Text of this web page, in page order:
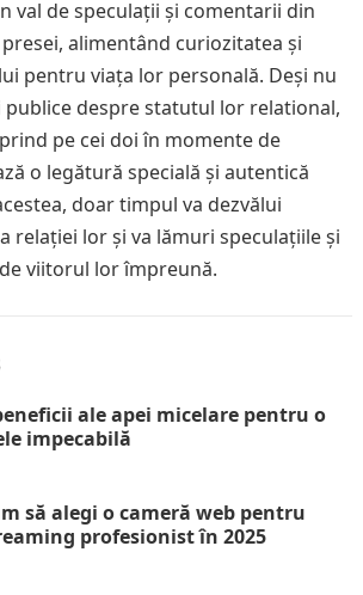
val de speculații și comentarii din
alimentând curiozitatea și
pentru viața lor personală. Deși nu
despre statutul lor relational,
pe cei doi în momente de
o legătură specială și autentică
doar timpul va dezvălui
relației lor și va lămuri speculațiile și
viitorul lor împreună.
ale apei micelare pentru o
impecabilă
să alegi o cameră web pentru
profesionist în 2025